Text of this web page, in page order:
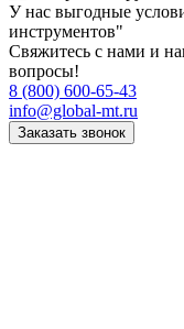
У нас выгодные
инструментов"
Свяжитесь с нами и
вопросы!
8 (800) 600-65-43
info@global-mt.ru
Заказать звонок